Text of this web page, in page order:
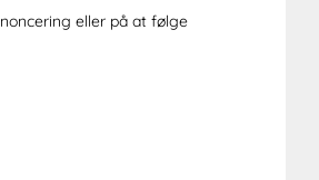
eller på at følge